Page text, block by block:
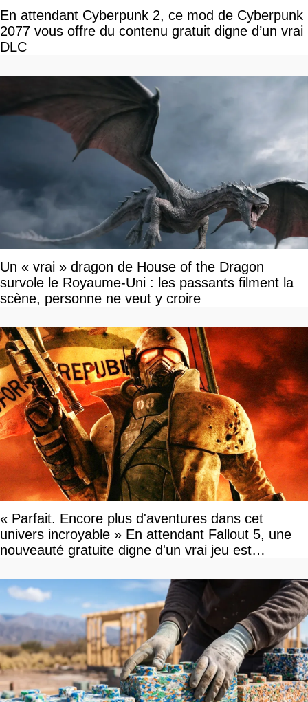
En attendant Cyberpunk 2, ce mod de Cyberpunk
2077 vous offre du contenu gratuit digne d’un vrai
DLC
Un « vrai » dragon de House of the Dragon
survole le Royaume-Uni : les passants filment la
scène, personne ne veut y croire
« Parfait. Encore plus d'aventures dans cet
univers incroyable » En attendant Fallout 5, une
nouveauté gratuite digne d'un vrai jeu est